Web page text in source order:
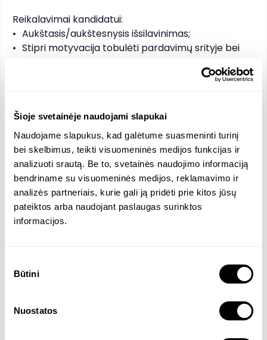
Šioje svetainėje naudojami slapukai
Naudojame slapukus, kad galėtume suasmeninti turinį
bei skelbimus, teikti visuomeninės medijos funkcijas ir
analizuoti srautą. Be to, svetainės naudojimo informaciją
bendriname su visuomeninės medijos, reklamavimo ir
analizės partneriais, kurie gali ją pridėti prie kitos jūsų
pateiktos arba naudojant paslaugas surinktos
informacijos.
pasirinkimas
Būtini
Nuostatos
Reikalavimai kandidatui:
•	Aukštasis/aukštesnysis išsilavinimas;
•	Stipri motyvacija tobulėti pardavimų srityje bei
•	Analitinis mąstymas;
•	Kruopštumas, atidumas, orientacija į rezultatą;
•	Komunikabilumas bei geri derybiniai įgūdžiai;
•	Iniciatyvumas, savarankiškumas;
•	B kategorijos vairuotojo pažymėjimas.
Funkcijos ir atsakomybės
Bendravimas su žaliavų tiekėjais
Rinkos analizė
Produktų techninės informacijos tvarkymas